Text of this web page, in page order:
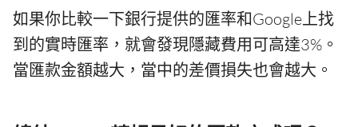
如果你比較一下銀行提供的匯率和Google上找
到的實時匯率，就會發現隱藏費用可高達3%。
當匯款金額越大，當中的差價損失也會越大。